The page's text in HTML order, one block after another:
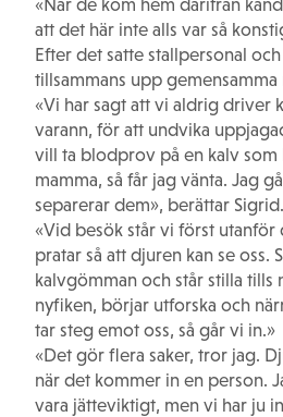
«När de kom hem därifrån
att det här inte alls var så
Efter det satte stallpersonal
tillsammans upp gemensamma
«Vi har sagt att vi aldrig driver
varann, för att undvika
vill ta blodprov på en kalv som
mamma, så får jag vänta. Jag
separerar dem», berättar Sigrid.
«Vid besök står vi först
pratar så att djuren kan se oss.
kalvgömman och står stilla tills
nyfiken, börjar utforska och
tar steg emot oss, så går vi in.»
«Det gör flera saker, tror jag.
när det kommer in en person.
vara jätteviktigt, men vi har ju